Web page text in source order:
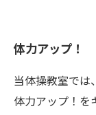
体力アップ！
当体操教室では
体力アップ！を